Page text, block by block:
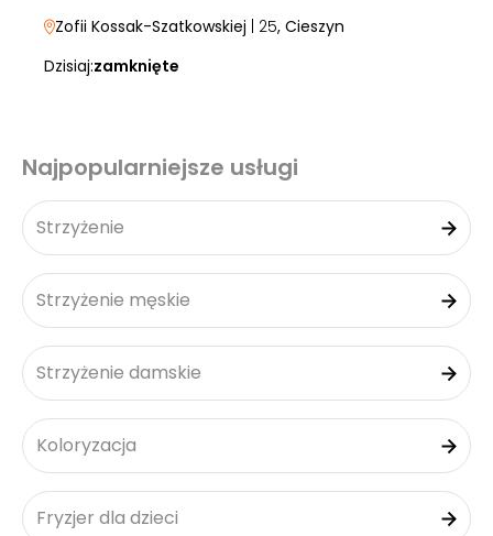
Zofii Kossak-Szatkowskiej | 25, Cieszyn
Dzisiaj:zamknięte
Najpopularniejsze usługi
Strzyżenie
Strzyżenie męskie
Strzyżenie damskie
Koloryzacja
Fryzjer dla dzieci